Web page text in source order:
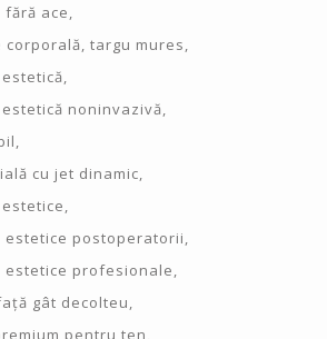
fără ace
corporală targu mures
noninvazivă
cu jet dinamic
estetice postoperatorii
estetice profesionale
gât decolteu
pentru ten